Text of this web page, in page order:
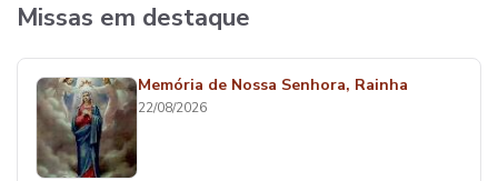
Missas em destaque
Memória de Nossa Senhora, Rainha
22/08/2026